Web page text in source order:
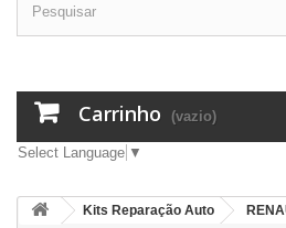
Carrinho (vazio)
Select Language ▼
Kits Reparação Auto